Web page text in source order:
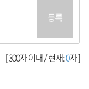
등록
[ 300자 이내 / 현재:0자 ]